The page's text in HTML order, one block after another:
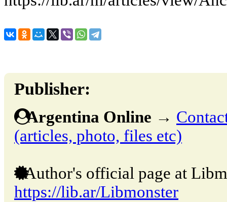
Publisher:
Argentina Online →
(articles, photo, files etc)
Author's official page at
https://lib.ar/Libmonster